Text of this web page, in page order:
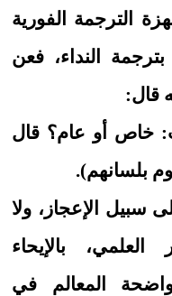
الترجمة الفورية
النداء، فعن
قال:
خاص أو عام؟ قال
بلسانهم).
سبيل الإعجاز، ولا
بالإيحاء
واضحة المعالم في